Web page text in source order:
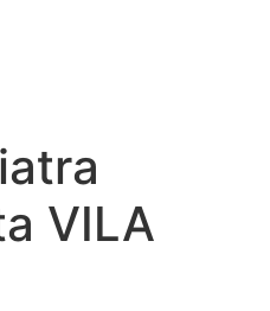
VILA